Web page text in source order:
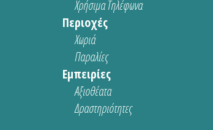
Χρήσιμα Τηλέφωνα
Περιοχές
Χωριά
Παραλίες
Εμπειρίες
Αξιοθέατα
Δραστηριότητες